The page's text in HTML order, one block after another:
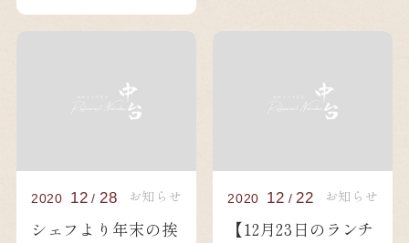
2020 12 / 28 お知らせ
シェフより年末の挨
2020 12 / 22 お知らせ
【12月23日のランチ